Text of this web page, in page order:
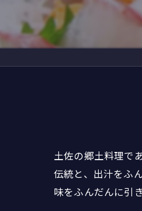
土佐の郷土料理で
伝統と、出汁をふ
味をふんだんに引